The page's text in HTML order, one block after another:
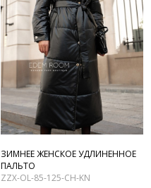
ЗИМНЕЕ ЖЕНСКОЕ УДЛИНЕННОЕ
ПАЛЬТО
ZZX-OL-85-125-CH-KN